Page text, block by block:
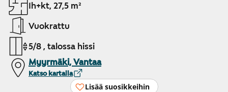
1h+kt, 27,5 m²
Vuokrattu
5/8 , talossa hissi
Myyrmäki, Vantaa
Katso kartalla
Lisää suosikkeihin